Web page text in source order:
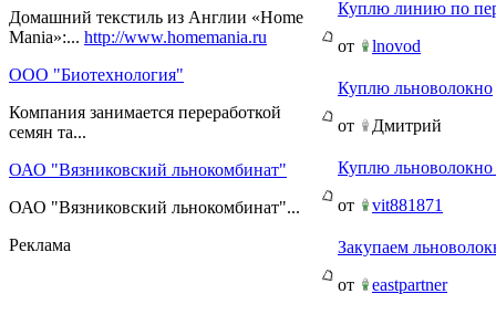
Домашний текстиль из Англии «Home
Mania»:... http://www.homemania.ru
ООО "Биотехнология"
Компания занимается переработкой
семян та...
ОАО "Вязниковский льнокомбинат"
ОАО "Вязниковский льнокомбинат"...
Реклама
Куплю линию по
от
lnovod
Куплю льноволокно
от
Дмитрий
Куплю
от
vit881871
Закупаем
от
eastpartner